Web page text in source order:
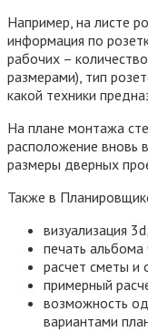
Например, на листе
информация по
рабочих –
размерами), тип
какой техники
На плане монтажа
расположение вновь
размеры дверных
Также в
визуализация 3d;
печать
расчет сметы и
примерный
возможность
вариантами